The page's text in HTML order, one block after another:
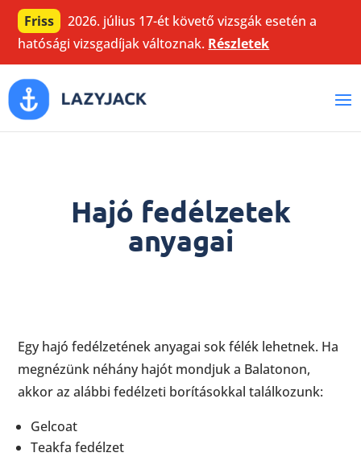
Friss
2026. július 17-ét követő vizsgák esetén a
hatósági vizsgadíjak változnak. Részletek
Hajó fedélzetek
anyagai
Egy hajó fedélzetének anyagai sok félék lehetnek. Ha
megnézünk néhány hajót mondjuk a Balatonon,
akkor az alábbi fedélzeti borításokkal találkozunk:
Gelcoat
Teakfa fedélzet